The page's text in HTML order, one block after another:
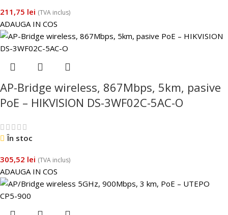
211,75 lei (TVA inclus)
ADAUGA IN COS
AP-Bridge wireless, 867Mbps, 5km, pasive
PoE – HIKVISION DS-3WF02C-5AC-O
În stoc
305,52 lei (TVA inclus)
ADAUGA IN COS